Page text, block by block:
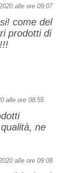
alle ore 09:07
come del
prodotti di
alle ore 08:55
ne
alle ore 09:08